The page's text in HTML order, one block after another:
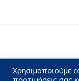
Χρησιμοποιούμε